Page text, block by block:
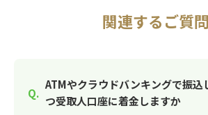
関連するご質問
ATMやクラウドバンキングで振込
つ受取人口座に着金しますか